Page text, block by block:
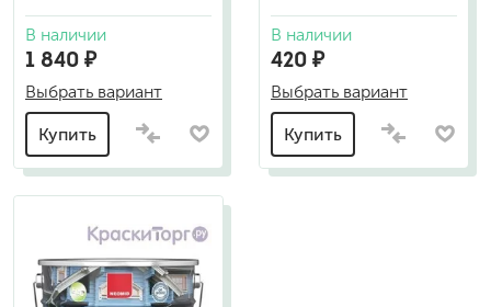
В наличии
1 840 ₽
Выбрать вариант
Купить
В наличии
420 ₽
Выбрать вариант
Купить